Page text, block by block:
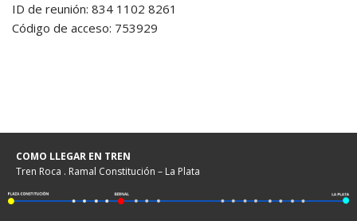
ID de reunión: 834 1102 8261
Código de acceso: 753929
COMO LLEGAR EN TREN
Tren Roca . Ramal Constitución – La Plata